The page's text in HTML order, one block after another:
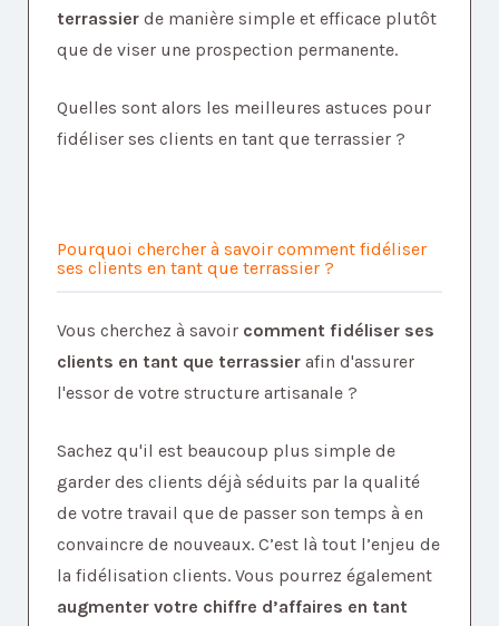
terrassier de manière simple et efficace plutôt
que de viser une prospection permanente.
Quelles sont alors les meilleures astuces pour
fidéliser ses clients en tant que terrassier ?
Pourquoi chercher à savoir comment fidéliser
ses clients en tant que terrassier ?
Vous cherchez à savoir comment fidéliser ses
clients en tant que terrassier afin d'assurer
l'essor de votre structure artisanale ?
Sachez qu'il est beaucoup plus simple de
garder des clients déjà séduits par la qualité
de votre travail que de passer son temps à en
convaincre de nouveaux. C’est là tout l’enjeu de
la fidélisation clients. Vous pourrez également
augmenter votre chiffre d’affaires en tant